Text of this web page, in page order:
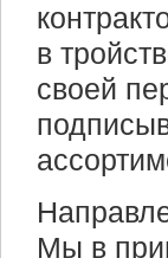
в
своей
Мы в